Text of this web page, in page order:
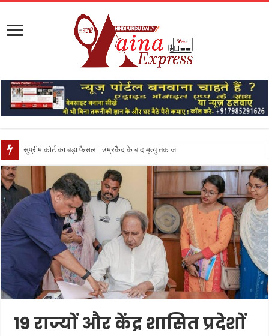
सुप्रीम कोर्ट का बड़ा फैसला: उम्रकैद के बाद मृत्यु तक जेल में रखने की सजा सं
19 राज्यों और केंद्र शासित प्रदेशों